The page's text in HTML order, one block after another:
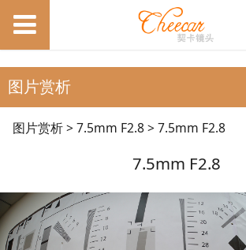
图片赏析
7.5mm F2.8
图片赏析>7.5mm F2.8>7.5mm F2.8
7.5mm F2.8